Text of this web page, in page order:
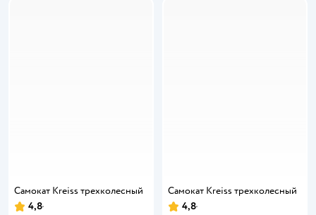
Самокат Kreiss трехколесный
4,8
Самокат Kreiss трехколесный
4,8